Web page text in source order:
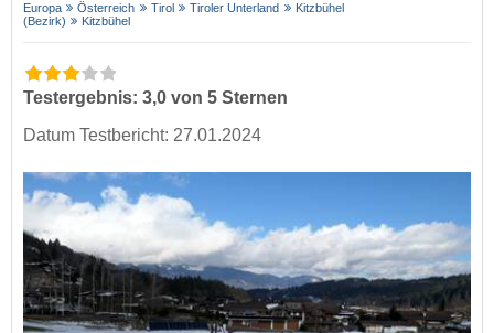
Europa Österreich Tirol Tiroler Unterland
Kitzbühel
(Bezirk)
Kitzbühel
Testergebnis: 3,0 von 5 Sternen
Datum Testbericht: 27.01.2024